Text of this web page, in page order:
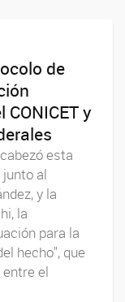
de
y
esta
junto al
y la
la
para la
hecho", que
el